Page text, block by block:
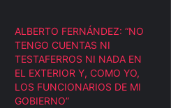
ALBERTO FERNÁNDEZ: “NO
TENGO CUENTAS NI
TESTAFERROS NI NADA EN
EL EXTERIOR Y, COMO YO,
LOS FUNCIONARIOS DE MI
GOBIERNO”